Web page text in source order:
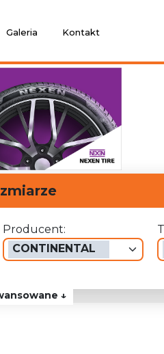
Galeria Kontakt
Producent:
CONTINENTAL
↓